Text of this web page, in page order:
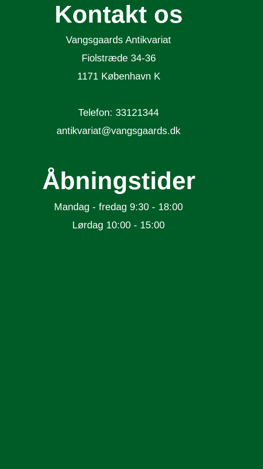
Kontakt os
Vangsgaards Antikvariat
Fiolstræde 34-36
1171 København K
Telefon: 33121344
antikvariat@vangsgaards.dk
Åbningstider
Mandag - fredag 9:30 - 18:00
Lørdag 10:00 - 15:00